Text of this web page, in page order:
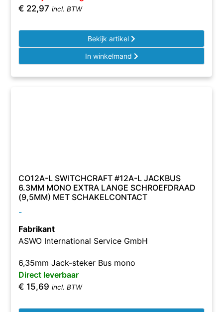
€ 22,97 incl. BTW
Bekijk artikel
In winkelmand
CO12A-L SWITCHCRAFT #12A-L JACKBUS
6.3MM MONO EXTRA LANGE SCHROEFDRAAD
(9,5MM) MET SCHAKELCONTACT
-
Fabrikant
ASWO International Service GmbH
6,35mm Jack-steker Bus mono
Direct leverbaar
€ 15,69 incl. BTW